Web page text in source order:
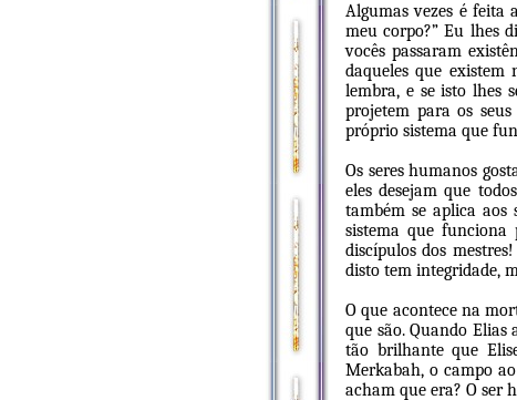
Algumas vezes é feita
meu corpo?” Eu lhes
vocês passaram
daqueles que existem
lembra, e se isto lhes
projetem para os
próprio sistema que
Os seres humanos
eles desejam que
também se aplica aos
sistema que funciona
discípulos dos
disto tem integridade,
O que acontece na
que são. Quando Elias
tão brilhante que
Merkabah, o campo
acham que era? O ser